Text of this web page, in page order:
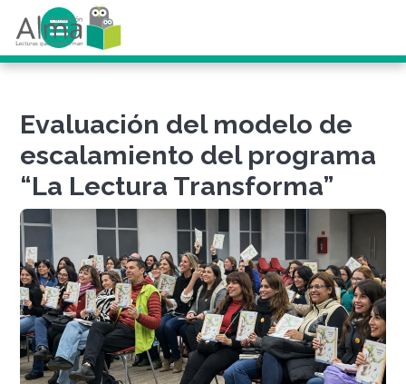
Evaluación del modelo de
escalamiento del programa
“La Lectura Transforma”